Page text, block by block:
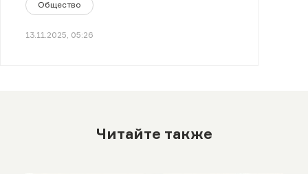
Общество
13.11.2025, 05:26
Читайте также